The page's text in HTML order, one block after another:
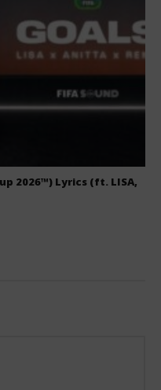
2026™) Lyrics (ft. LISA,